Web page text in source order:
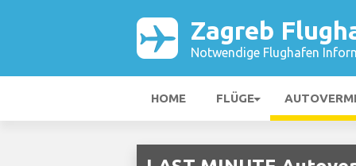
Zagreb
Notwendige Flughafen
HOME FLÜGE